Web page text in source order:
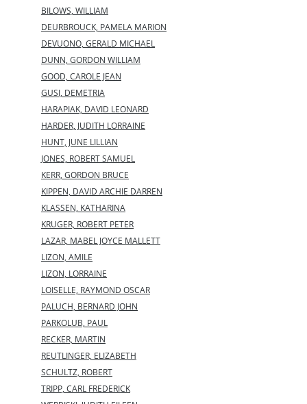
BILOWS, WILLIAM
DEURBROUCK, PAMELA MARION
DEVUONO, GERALD MICHAEL
DUNN, GORDON WILLIAM
GOOD, CAROLE JEAN
GUSI, DEMETRIA
HARAPIAK, DAVID LEONARD
HARDER, JUDITH LORRAINE
HUNT, JUNE LILLIAN
JONES, ROBERT SAMUEL
KERR, GORDON BRUCE
KIPPEN, DAVID ARCHIE DARREN
KLASSEN, KATHARINA
KRUGER, ROBERT PETER
LAZAR, MABEL JOYCE MALLETT
LIZON, AMILE
LIZON, LORRAINE
LOISELLE, RAYMOND OSCAR
PALUCH, BERNARD JOHN
PARKOLUB, PAUL
RECKER, MARTIN
REUTLINGER, ELIZABETH
SCHULTZ, ROBERT
TRIPP, CARL FREDERICK